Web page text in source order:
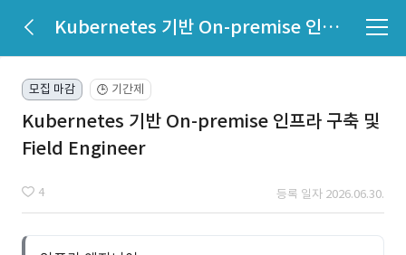
Kubernetes 기반 On-premise 인프라 구축 및 Field Engineer
모집 마감 🕒 기간제
Kubernetes 기반 On-premise 인프라 구축 및
Field Engineer
4 등록 일자 2026.06.30.